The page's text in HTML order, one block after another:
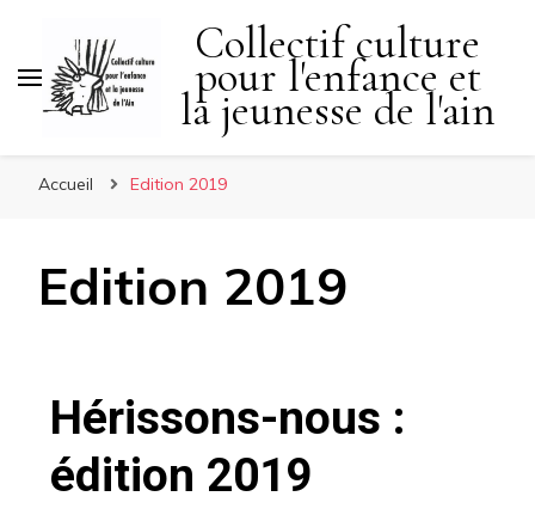
Collectif culture
pour l'enfance et
la jeunesse de l'ain
Accueil Edition 2019
Edition 2019
Hérissons-nous :
édition 2019